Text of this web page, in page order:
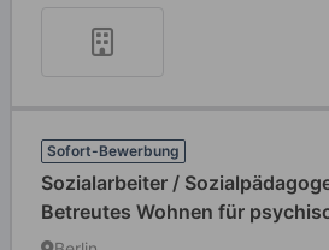
Sofort-Bewerbung
Sozialarbeiter /
Betreutes Wohnen für
Erwachsene